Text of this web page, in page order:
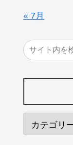
« 7月